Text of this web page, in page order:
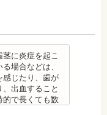
歯各4本）、歯
る事がありま
ていくため、一
もあります。
なることがあ
ない場合、治
。
ありますの
の指示のもと
が大きくあらわ
解の相違も起
ださい。
くなる「歯根吸
があった場
、食事を噛む
場合がありま
ともあります。
わせの治療を行
場合もありま
み対応できま
インプラント
た、普段服薬
が、その欠損
合わせを提案
ょう。
め、手術中に
せん。
は、虫歯や歯
行う必要があり
すことの出来な
オフィルムを
する技術で
に炎症を起こ
場合などは、
感じたり、歯が
出血すること
的で長くても数